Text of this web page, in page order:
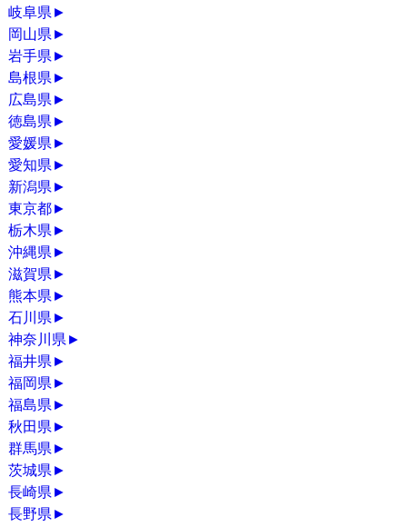
岐阜県 ►
岡山県 ►
岩手県 ►
島根県 ►
広島県 ►
徳島県 ►
愛媛県 ►
愛知県 ►
新潟県 ►
東京都►
栃木県 ►
沖縄県 ►
滋賀県 ►
熊本県 ►
石川県 ►
神奈川県 ►
福井県 ►
福岡県 ►
福島県 ►
秋田県 ►
群馬県 ►
茨城県 ►
長崎県 ►
長野県 ►